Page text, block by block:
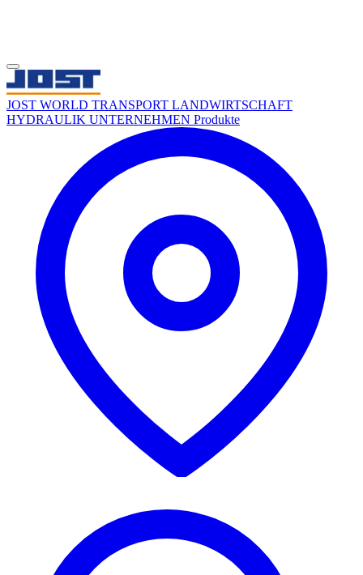
JOST WORLD TRANSPORT LANDWIRTSCHAFT
HYDRAULIK UNTERNEHMEN Produkte